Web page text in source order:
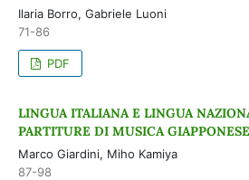
Ilaria Borro, Gabriele Luoni
71-86
PDF
LINGUA ITALIANA E LINGUA
PARTITURE DI MUSICA GIAPPONESE
Marco Giardini, Miho Kamiya
87-98